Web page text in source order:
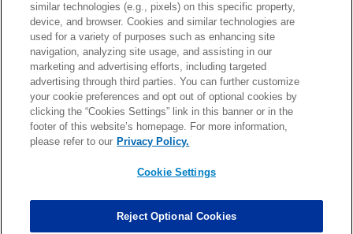
順位表
About NFL
More NFL 特集
TOP お問い合わせ FAQ
PHOTO BY AP Images / PHOTO BY Getty Images
similar technologies (e.g., pixels) on this specific property,
device, and browser. Cookies and similar technologies are
used for a variety of purposes such as enhancing site
navigation, analyzing site usage, and assisting in our
marketing and advertising efforts, including targeted
advertising through third parties. You can further customize
your cookie preferences and opt out of optional cookies by
clicking the “Cookies Settings” link in this banner or in the
footer of this website’s homepage. For more information,
please refer to our Privacy Policy.
Cookie Settings
Reject Optional Cookies